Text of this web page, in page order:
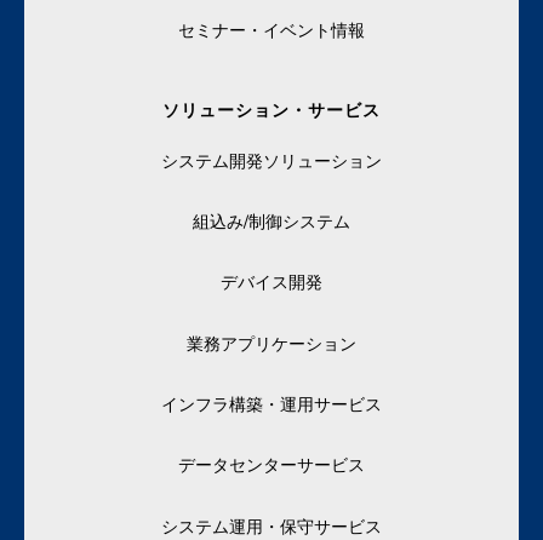
セミナー・イベント情報
ソリューション・サービス
システム開発ソリューション
組込み/制御システム
デバイス開発
業務アプリケーション
インフラ構築・運用サービス
データセンターサービス
システム運用・保守サービス